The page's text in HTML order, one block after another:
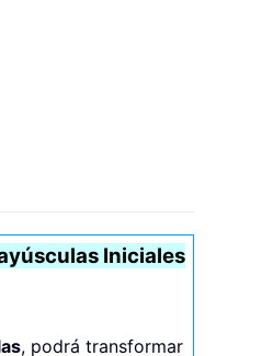
Iniciales
, podrá transformar